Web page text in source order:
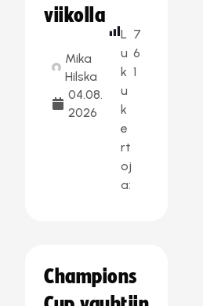
viikolla
Mika
Hilska
04.08.
2026
L
u
k
u
k
e
rt
oj
a:
7
6
1
Champions